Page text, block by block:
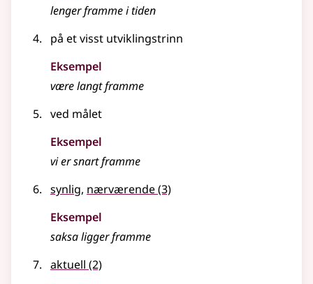
lengerframmei tiden
på et visst utviklingstrinn
Eksempel
være langt framme
ved målet
Eksempel
vi er snartframme
synlig, nærværende(3)
Eksempel
saksa liggerframme
aktuell (2)